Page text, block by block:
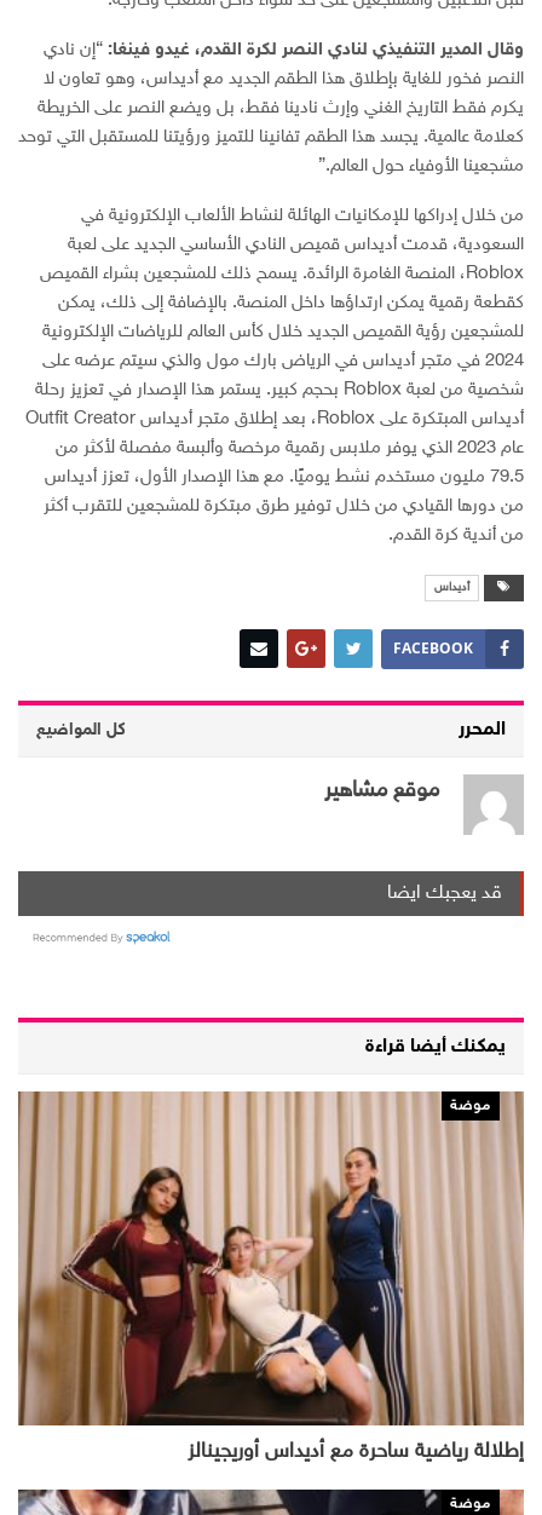
وقال المدير التنفيذي لنادي النصر لكرة القدم، غيدو فينغا: “إن نادي
النصر فخور للغاية بإطلاق هذا الطقم الجديد مع أديداس، وهو تعاون لا
يكرم فقط التاريخ الغني وإرث نادينا فقط، بل ويضع النصر على الخريطة
كعلامة عالمية. يجسد هذا الطقم تفانينا للتميز ورؤيتنا للمستقبل التي توحد
مشجعينا الأوفياء حول العالم.”
من خلال إدراكها للإمكانيات الهائلة لنشاط الألعاب الإلكترونية في
السعودية، قدمت أديداس قميص النادي الأساسي الجديد على لعبة
Roblox، المنصة الغامرة الرائدة. يسمح ذلك للمشجعين بشراء القميص
كقطعة رقمية يمكن ارتداؤها داخل المنصة. بالإضافة إلى ذلك، يمكن
للمشجعين رؤية القميص الجديد خلال كأس العالم للرياضات الإلكترونية
2024 في متجر أديداس في الرياض بارك مول والذي سيتم عرضه على
شخصية من لعبة Roblox بحجم كبير. يستمر هذا الإصدار في تعزيز رحلة
أديداس المبتكرة على Roblox، بعد إطلاق متجر أديداس Outfit Creator
عام 2023 الذي يوفر ملابس رقمية مرخصة وألبسة مفصلة لأكثر من
79.5 مليون مستخدم نشط يوميًا. مع هذا الإصدار الأول، تعزز أديداس
من دورها القيادي من خلال توفير طرق مبتكرة للمشجعين للتقرب أكثر
من أندية كرة القدم.
أديداس
FACEBOOK
المحرر كل المواضيع
موقع مشاهير
قد يعجبك ايضا
يمكنك أيضا قراءة
موضة
إطلالة رياضية ساحرة مع أديداس أوريجينالز
موضة